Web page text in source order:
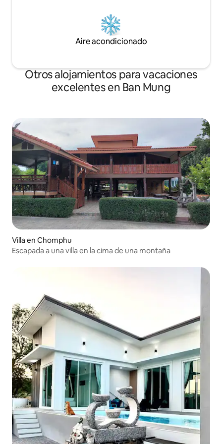
Aire acondicionado
Otros alojamientos para vacaciones
excelentes en Ban Mung
Villa en Chomphu
Escapada a una villa en la cima de una montaña